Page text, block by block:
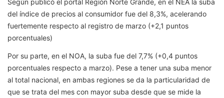
del índice de precios al consumidor fue del 8,3%, acelerando
fuertemente respecto al registro de marzo (+2,1 puntos
porcentuales)
Por su parte, en el NOA, la suba fue del 7,7% (+0,4 puntos
porcentuales respecto a marzo). Pese a tener una suba menor
al total nacional, en ambas regiones se da la particularidad de
que se trata del mes con mayor suba desde que se mide la